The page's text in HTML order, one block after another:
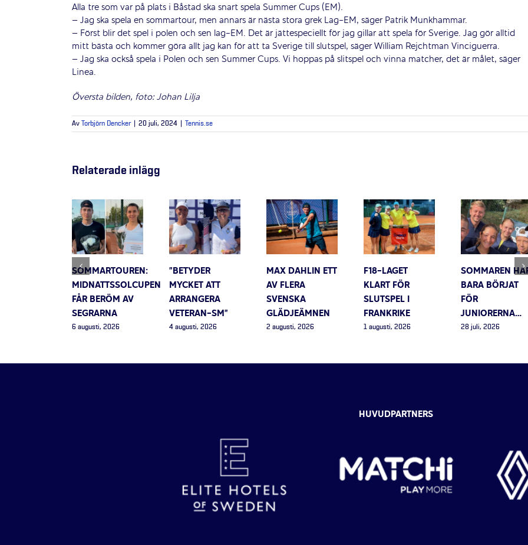
Alla tre som var på plats i Båstad ska snart spela Summer Cups (EM).
– Jag ska spela en sommartour, men annars är nästa stora grek Lag-EM, säger Patrik Munkhammar.
– Först blir det spel i polen och sen lag-EM. Det är jättespeciellt för jag gillar att spela för Sverige. Jag gör alltid
mitt bästa och kommer göra allt jag kan för att ta Sverige till slutspel, säger William Rejchtman Vinciguerra.
– Jag ska också spela i Polen och sen Summer Cups. Vi hoppas på slitspel och vinna matcher, det är målet, säger
Linea.
Översta bilden, foto: Johan Lilja
Av Torbjörn Dencker 20 juli, 2024 Tennis.se
Relaterade inlägg
SOMMARTOUREN:
MIDNATTSSOLCUPEN
FÅR BERÖM AV
SEGRARNA
6 augusti, 2026
”BETYDER
MYCKET ATT
ARRANGERA
VETERAN-SM”
4 augusti, 2026
MAX DAHLIN ETT
AV FLERA
SVENSKA
GLÄDJEÄMNEN
2 augusti, 2026
F18-LAGET
KLART FÖR
SLUTSPEL I
FRANKRIKE
1 augusti, 2026
SOMMAREN
BARA BÖRJAT
FÖR
JUNIORERNA…
28 juli, 2026
HUVUDPARTNERS